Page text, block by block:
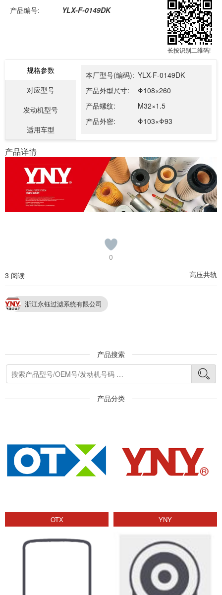
产品编号: YLX-F-0149DK
长按识别二维码!
规格参数
对应型号
发动机型号
适用车型
本厂型号(编码): YLX-F-0149DK
产品外型尺寸:
Φ108×260
产品螺纹:
M32×1.5
产品外密:
Φ103×Φ93
产品详情
0
3 阅读
高压共轨
浙江永钰过滤系统有限公司
产品搜索
产品分类
OTX YNY